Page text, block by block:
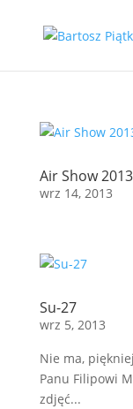
Air Show
wrz 14, 2013
Su-27
wrz 5, 2013
Nie ma,
Panu Filipowi
zdjęć...